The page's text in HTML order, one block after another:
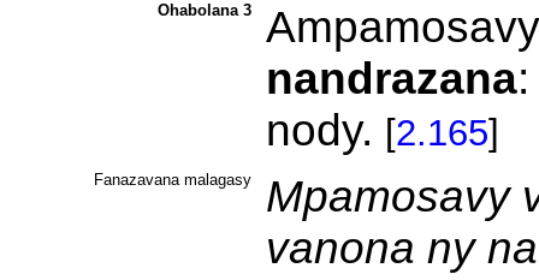
Ohabolana 3
nandrazana
nody. [2.165]
Fanazavana malagasy
Mpamosavy
vanona ny